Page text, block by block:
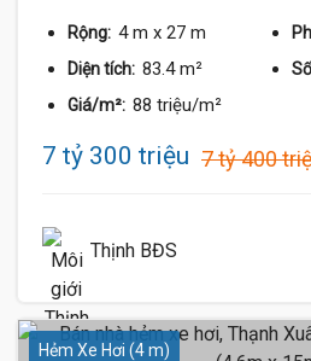
Rộng: 4 m x 27 m
Diện tích: 83.4 m²
Giá/m²: 88 triệu/m²
7 tỷ 300 triệu 7 tỷ 400
Thịnh BĐS
Hẻm Xe Hơi (4 m)